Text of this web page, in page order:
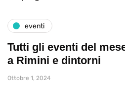
eventi
Tutti gli eventi del
a Rimini e dintorni
Ottobre 1, 2024